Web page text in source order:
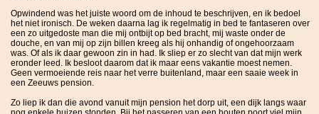
Opwindend was het juiste woord om de inhoud te beschrijven, en ik bedoel
het niet ironisch. De weken daarna lag ik regelmatig in bed te fantaseren over
een zo uitgedoste man die mij ontbijt op bed bracht, mij waste onder de
douche, en van mij op zijn billen kreeg als hij onhandig of ongehoorzaam
was. Of als ik daar gewoon zin in had. Ik sliep er zo slecht van dat mijn werk
eronder leed. Ik besloot daarom dat ik maar eens vakantie moest nemen.
Geen vermoeiende reis naar het verre buitenland, maar een saaie week in
een Zeeuws pension.
Zo liep ik dan die avond vanuit mijn pension het dorp uit, een dijk langs waar